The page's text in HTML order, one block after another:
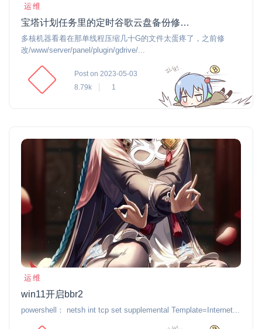
运维
宝塔计划任务里的定时谷歌云盘备份修改为多线程压缩（20230930）
多核机器看着在那单线程压缩几十G的文件太蛋疼了，之前修
改/www/server/panel/plugin/gdrive/...
Post on 2023-05-03
8.79k
1
运维
win11开启bbr2
powershell： netsh int tcp set supplemental Template=Internet...